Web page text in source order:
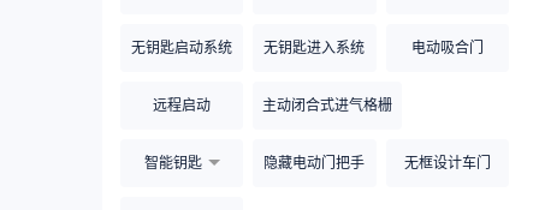
无钥匙启动系统 无钥匙进入系统 电动吸合门
远程启动 主动闭合式进气格栅
智能钥匙 隐藏电动门把手 无框设计车门